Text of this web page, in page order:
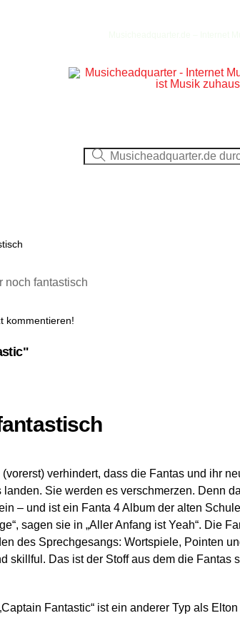
kommentieren!
verhindert, dass die Fantas und ihr
landen. Sie werden es verschmerzen. Denn
– und ist ein Fanta 4 Album der alten
sagen sie in „Aller Anfang ist Yeah“. Die
des Sprechgesangs: Wortspiele, Pointen
skillful. Das ist der Stoff aus dem die Fantas
Fantastic“ ist ein anderer Typ als